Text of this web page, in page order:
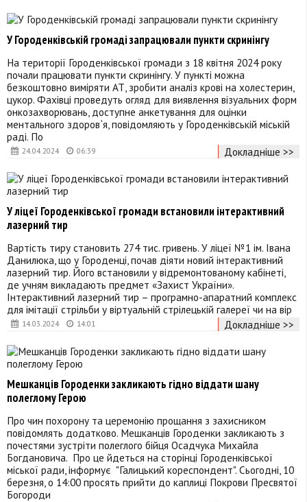
24.04.2024 06:39
У Городенківській громаді запрацювали пункти скринінгу
На території Городенківської громади з 18 квітня 2024 року
почали працювати пункти скринінгу. У пункті можна
безкоштовно виміряти АТ, зробити аналіз крові на холестерин,
цукор. Фахівці проведуть огляд для виявлення візуальних форм
онкозахворювань, доступне анкетування для оцінки
ментального здоров`я, повідомляють у Городенківській міській
раді. По
Докладніше >>
14.03.2024 14:01
У ліцеї Городенківської громади встановили інтерактивний
лазерний тир
Вартість тиру становить 274 тис. гривень. У ліцеї №1 ім. Івана
Данилюка, що у Городенці, почав діяти новий інтерактивний
лазерний тир. Його встановили у відремонтованому кабінеті,
де учням викладають предмет «Захист України».
Інтерактивний лазерний тир – програмно-апаратний комплекс
для імітації стрільби у віртуальній стрілецькій галереї чи на вір
Докладніше >>
Мешканців Городенки закликають гідно віддати шану
полеглому Герою
Про чин похорону та церемонію прощання з захисником
повідомлять додатково. Мешканців Городенки закликають з
почестями зустріти полеглого бійця Осадчука Михайла
Богдановича. Про це йдеться на сторінці Городенківської
міської ради, інформує "Галицький кореспондент". Сьогодні, 10
березня, о 14:00 просять прийти до каплиці Покрови Пресвятої
Богороди